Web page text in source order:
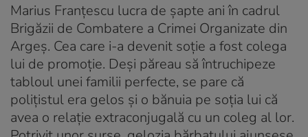
Marius Franțescu lucra de şapte ani în cadrul
Brigăzii de Combatere a Crimei Organizate din
Argeş. Cea care i-a devenit soție a fost colega
lui de promoție. Deși păreau să întruchipeze
tabloul unei familii perfecte, se pare că
polițistul era gelos și o bănuia pe soția lui că
avea o relație extraconjugală cu un coleg al lor.